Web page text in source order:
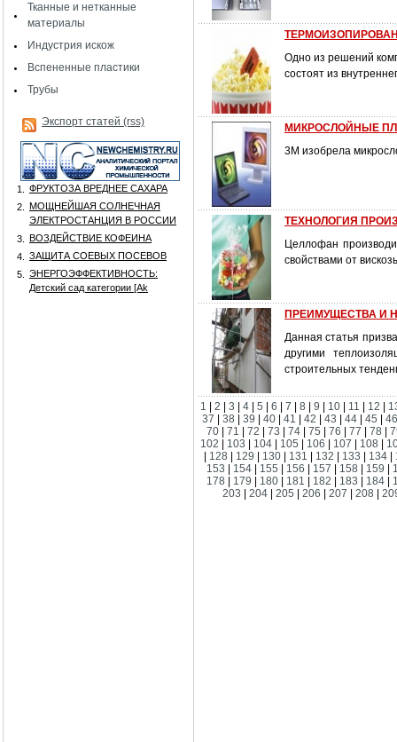
Тканные и нетканные
материалы
Индустрия искож
Вспененные пластики
Трубы
Экспорт статей (rss)
1.
ФРУКТОЗА ВРЕДНЕЕ САХАРА
2.
МОЩНЕЙШАЯ СОЛНЕЧНАЯ
ЭЛЕКТРОСТАНЦИЯ В РОССИИ
3.
ВОЗДЕЙСТВИЕ КОФЕИНА
4.
ЗАЩИТА СОЕВЫХ ПОСЕВОВ
5.
ЭНЕРГОЭФФЕКТИВНОСТЬ:
Детский сад категории [Аk
Одно из решений
состоят из
МИКРОСЛОЙНЫЕ
3M изобрела
ТЕХНОЛОГИЯ
Целлофан
свойствами от
ПРЕИМУЩЕСТВА И
Данная статья
другими
строительных
1 2 3 4 5 6 7 8 9 10 11 12
37
|38 |39 |40 |41 |42 |43 |44 |45 |
70
71 72 73 74 75 76 77 78
102
103 104 105 106 107 108
128 129 130 131 132 133 134
153
154 155 156 157 158 159
178
179 180 181 182 183 184
203
|204 |205 |206 |207 |208 |